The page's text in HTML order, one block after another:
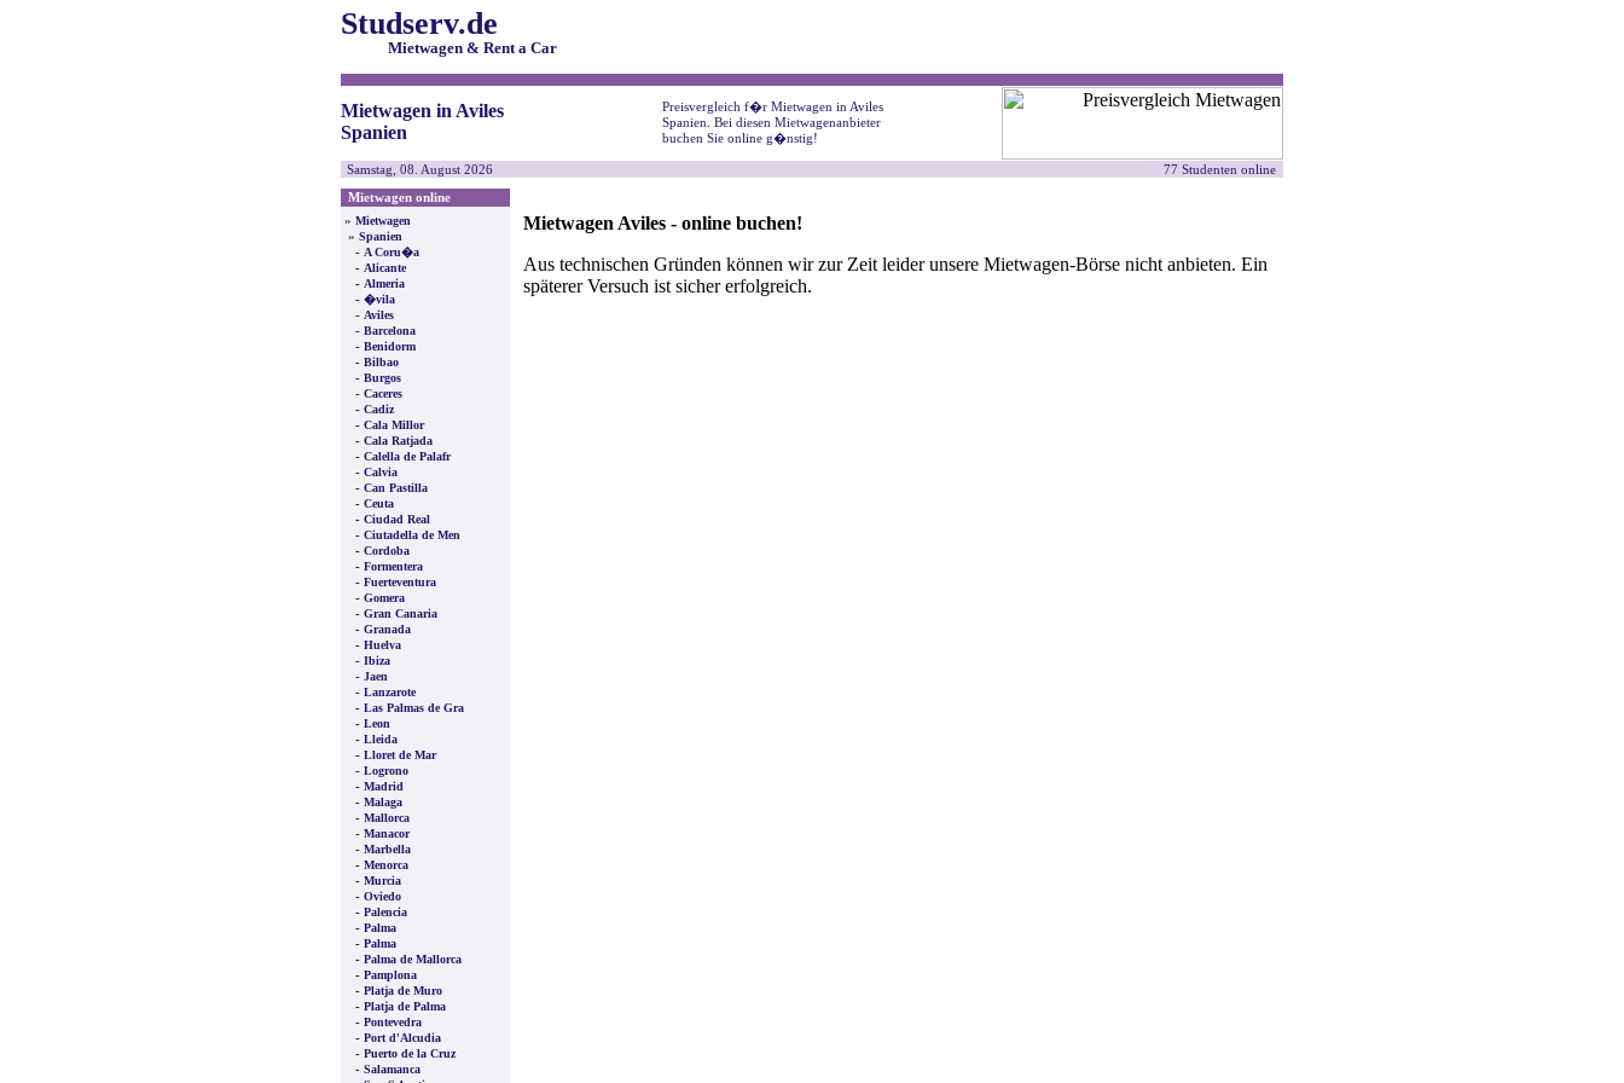
Studserv.de
Mietwagen & Rent a Car
Mietwagen in Aviles
Spanien
Preisvergleich f�r Mietwagen in Aviles
Spanien. Bei diesen Mietwagenanbieter
buchen Sie online g�nstig!
Samstag, 08. August 2026
77 Studenten online
Mietwagen online
» Mietwagen
» Spanien
- A Coru�a
- Alicante
- Almeria
- �vila
- Aviles
- Barcelona
- Benidorm
- Bilbao
- Burgos
- Caceres
- Cadiz
- Cala Millor
- Cala Ratjada
- Calella de Palafr
- Calvia
- Can Pastilla
- Ceuta
- Ciudad Real
- Ciutadella de Men
- Cordoba
- Formentera
- Fuerteventura
- Gomera
- Gran Canaria
- Granada
- Huelva
- Ibiza
- Jaen
- Lanzarote
- Las Palmas de Gra
- Leon
- Lleida
- Lloret de Mar
- Logrono
- Madrid
- Malaga
- Mallorca
- Manacor
- Marbella
- Menorca
- Murcia
- Oviedo
- Palencia
- Palma
- Palma
- Palma de Mallorca
- Pamplona
- Platja de Muro
- Platja de Palma
- Pontevedra
- Port d'Alcudia
- Puerto de la Cruz
- Salamanca
Mietwagen Aviles - online buchen!
Aus technischen Gründen können wir zur Zeit leider unsere Mietwagen-Börse nicht anbieten. Ein
späterer Versuch ist sicher erfolgreich.